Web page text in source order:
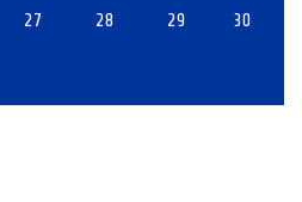
27 28 29 30